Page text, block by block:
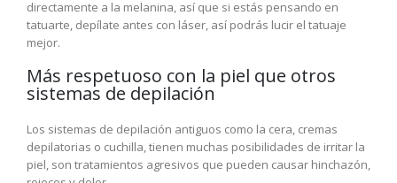
directamente a la melanina, así que si estás pensando en
tatuarte, depílate antes con láser, así podrás lucir el tatuaje
mejor.
Más respetuoso con la piel que otros
sistemas de depilación
Los sistemas de depilación antiguos como la cera, cremas
depilatorias o cuchilla, tienen muchas posibilidades de irritar la
piel, son tratamientos agresivos que pueden causar hinchazón,